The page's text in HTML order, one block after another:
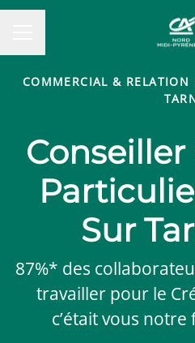
COMMERCIAL & RELATION
Sur
87%* des
travailler pour le
c’était vous